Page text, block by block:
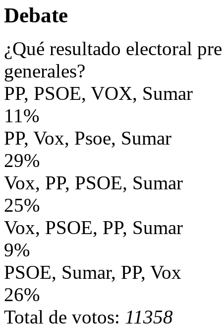
Debate
¿Qué resultado electoral
generales?
PP, PSOE, VOX, Sumar
11%
PP, Vox, Psoe, Sumar
29%
Vox, PP, PSOE, Sumar
25%
Vox, PSOE, PP, Sumar
9%
PSOE, Sumar, PP, Vox
26%
Total de votos: 11358